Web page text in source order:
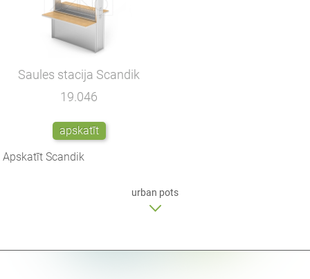
Saules stacija Scandik
19.046
apskatīt
Apskatīt Scandik
urban pots